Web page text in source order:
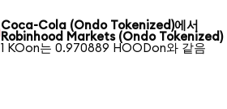
Coca-Cola (Ondo Tokenized)에서
Robinhood Markets (Ondo Tokenized)
1 KOon는 0.970889 HOODon와 같음